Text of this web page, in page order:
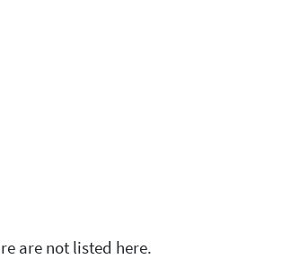
are not listed here.